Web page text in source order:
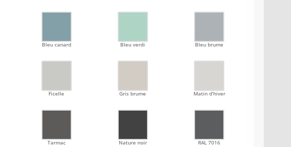
Bleu canard Bleu verdi Bleu brume
Ficelle Gris brume Matin d’hiver
Tarmac Nature noir RAL 7016